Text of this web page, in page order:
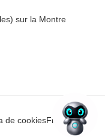
sur la Montre
de cookiesFrançais